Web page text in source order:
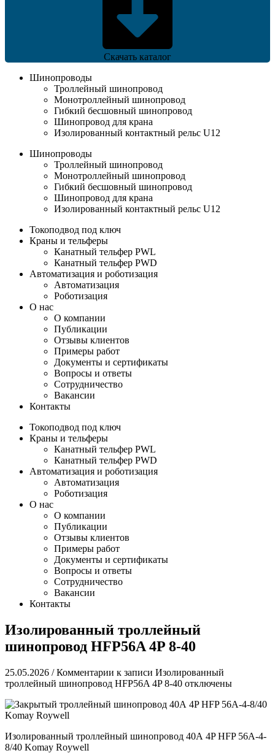
Скачать каталог
Шинопроводы
Троллейный шинопровод
Монотроллейный шинопровод
Гибкий бесшовный шинопровод
Шинопровод для крана
Изолированный контактный рельс U12
Шинопроводы
Троллейный шинопровод
Монотроллейный шинопровод
Гибкий бесшовный шинопровод
Шинопровод для крана
Изолированный контактный рельс U12
Токоподвод под ключ
Краны и тельферы
Канатный тельфер PWL
Канатный тельфер PWD
Автоматизация и роботизация
Автоматизация
Роботизация
О нас
О компании
Публикации
Отзывы клиентов
Примеры работ
Документы и сертификаты
Вопросы и ответы
Сотрудничество
Вакансии
Контакты
Токоподвод под ключ
Краны и тельферы
Канатный тельфер PWL
Канатный тельфер PWD
Автоматизация и роботизация
Автоматизация
Роботизация
О нас
О компании
Публикации
Отзывы клиентов
Примеры работ
Документы и сертификаты
Вопросы и ответы
Сотрудничество
Вакансии
Контакты
Изолированный троллейный
шинопровод HFP56A 4P 8-40
25.05.2026 / Комментарии к записи Изолированный
троллейный шинопровод HFP56A 4P 8-40 отключены
Изолированный троллейный шинопровод 40А 4P HFP 56A-4-
8/40 Komay Roywell